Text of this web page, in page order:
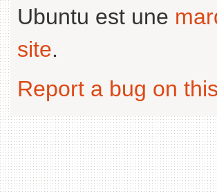
Ubuntu est une
site.
Report a bug on